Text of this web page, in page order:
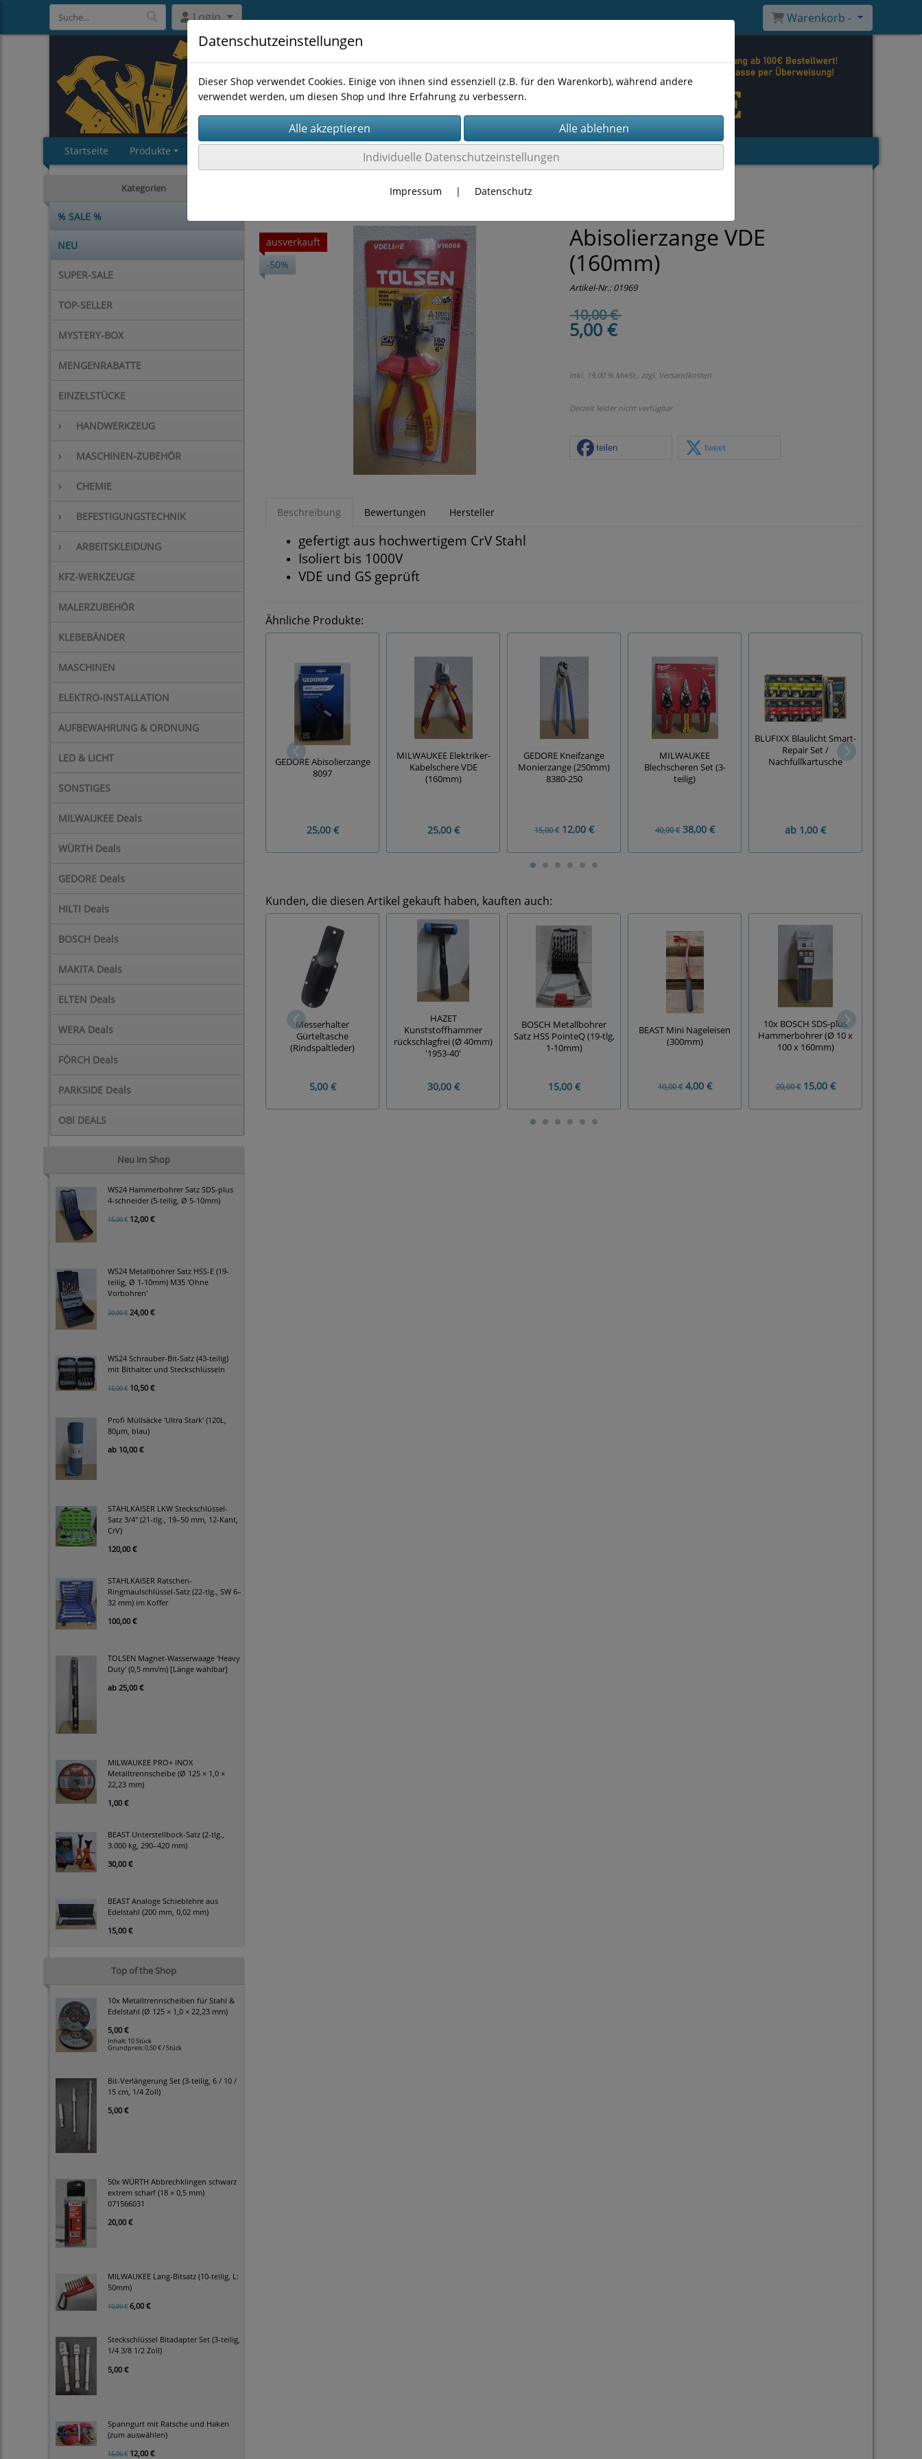
Login Warenkorb -
Startseite Produkte
Kategorien
% SALE %
NEU
SUPER-SALE
TOP-SELLER
MYSTERY-BOX
MENGENRABATTE
EINZELSTÜCKE
› HANDWERKZEUG
› MASCHINEN-ZUBEHÖR
› CHEMIE
› BEFESTIGUNGSTECHNIK
› ARBEITSKLEIDUNG
KFZ-WERKZEUGE
MALERZUBEHÖR
KLEBEBÄNDER
MASCHINEN
ELEKTRO-INSTALLATION
AUFBEWAHRUNG & ORDNUNG
LED & LICHT
SONSTIGES
MILWAUKEE Deals
WÜRTH Deals
GEDORE Deals
HILTI Deals
BOSCH Deals
MAKITA Deals
ELTEN Deals
WERA Deals
FÖRCH Deals
PARKSIDE Deals
OBI DEALS
Neu im Shop
WS24 Hammerbohrer Satz SDS-plus
4-schneider (5-teilig, Ø 5-10mm)
15,00 € 12,00 €
WS24 Metallbohrer Satz HSS-E (19-
teilig, Ø 1-10mm) M35 'Ohne
Vorbohren'
30,00 € 24,00 €
WS24 Schrauber-Bit-Satz (43-teilig)
mit Bithalter und Steckschlüsseln
15,00 € 10,50 €
Profi Müllsäcke 'Ultra Stark' (120L,
80µm, blau)
ab 10,00 €
STAHLKAISER LKW Steckschlüssel-
Satz 3/4" (21-tlg., 19–50 mm, 12-Kant,
CrV)
120,00 €
STAHLKAISER Ratschen-
Ringmaulschlüssel-Satz (22-tlg., SW 6–
32 mm) im Koffer
100,00 €
TOLSEN Magnet-Wasserwaage 'Heavy
Duty' (0,5 mm/m) [Länge wählbar]
ab 25,00 €
MILWAUKEE PRO+ INOX
Metalltrennscheibe (Ø 125 × 1,0 ×
22,23 mm)
1,00 €
BEAST Unterstellbock-Satz (2-tlg.,
3.000 kg, 290–420 mm)
30,00 €
BEAST Analoge Schieblehre aus
Edelstahl (200 mm, 0,02 mm)
15,00 €
Top of the Shop
10x Metalltrennscheiben für Stahl &
Edelstahl (Ø 125 × 1,0 × 22,23 mm)
5,00 €
Inhalt: 10 Stück
Grundpreis:0,50 € / Stück
Bit-Verlängerung Set (3-teilig, 6 / 10 /
15 cm, 1/4 Zoll)
5,00 €
50x WÜRTH Abbrechklingen schwarz
extrem scharf (18 × 0,5 mm)
071566031
20,00 €
MILWAUKEE Lang-Bitsatz (10-teilig, L:
50mm)
10,00 € 6,00 €
Steckschlüssel Bitadapter Set (3-teilig,
1/4 3/8 1/2 Zoll)
5,00 €
Spanngurt mit Ratsche und Haken
(zum auswählen)
15,00 € 12,00 €
ausverkauft
-50%
Abisolierzange VDE
(160mm)
Artikel-Nr.:01969
10,00 €
5,00 €
inkl. 19,00 % MwSt., zzgl. Versandkosten
Derzeit leider nicht verfügbar
teilen tweet
Beschreibung Bewertungen Hersteller
gefertigt aus hochwertigem CrV Stahl
Isoliert bis 1000V
VDE und GS geprüft
Ähnliche Produkte:
GEDORE Abisolierzange
8097
25,00 €
MILWAUKEE Elektriker-
Kabelschere VDE
(160mm)
25,00 €
GEDORE Kneifzange
Monierzange (250mm)
8380-250
15,00 €12,00 €
MILWAUKEE
Blechscheren Set (3-
teilig)
40,00 €38,00 €
BLUFIXX Blaulicht Smart-
Repair Set /
Nachfüllkartusche
ab 1,00 €
Kunden, die diesen Artikel gekauft haben, kauften auch:
Messerhalter
Gürteltasche
(Rindspaltleder)
5,00 €
HAZET
Kunststoffhammer
rückschlagfrei (Ø 40mm)
'1953-40'
30,00 €
BOSCH Metallbohrer
Satz HSS PointeQ (19-tlg,
1-10mm)
15,00 €
BEAST Mini Nageleisen
(300mm)
10,00 €4,00 €
10x BOSCH SDS-plus
Hammerbohrer (Ø 10 x
100 x 160mm)
20,00 €15,00 €
Datenschutzeinstellungen
Dieser Shop verwendet Cookies. Einige von ihnen sind essenziell (z.B. für den Warenkorb), während andere
verwendet werden, um diesen Shop und Ihre Erfahrung zu verbessern.
Individuelle Datenschutzeinstellungen
Impressum | Datenschutz